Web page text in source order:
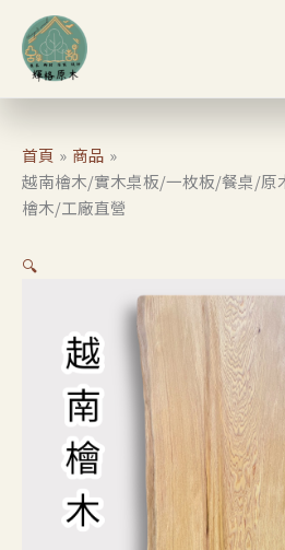
首頁
商品
越南檜木/實木桌板/一枚板/餐桌/原
檜木/工廠直營
特價
🔍
木
桌
板/
一
板/
餐
桌/
桌